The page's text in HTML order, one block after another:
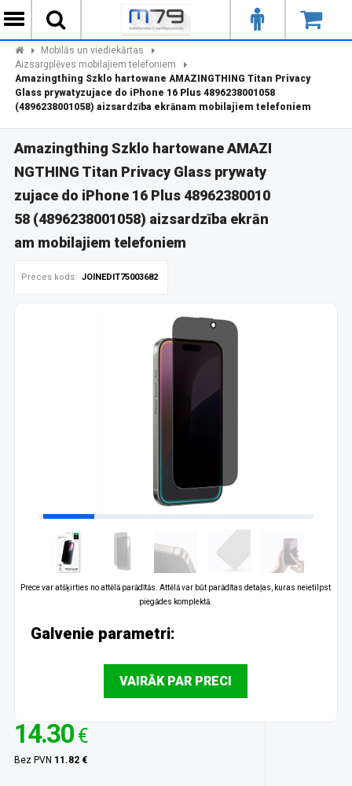
Mobilās un viediekārtas
Aizsargplēves mobilajiem telefoniem
Amazingthing Szklo hartowane AMAZINGTHING Titan Privacy
Glass prywatyzujace do iPhone 16 Plus 4896238001058
(4896238001058) aizsardzība ekrānam mobilajiem telefoniem
Amazingthing Szklo hartowane AMAZI
NGTHING Titan Privacy Glass prywaty
zujace do iPhone 16 Plus 48962380010
58 (4896238001058) aizsardzība ekrān
am mobilajiem telefoniem
Preces kods: JOINEDIT75003682
Prece var atšķirties no attēlā parādītās. Attēlā var būt parādītas detaļas, kuras neietilpst
piegādes komplektā.
Galvenie parametri:
VAIRĀK PAR PRECI
14.30 €
Bez PVN 11.82 €